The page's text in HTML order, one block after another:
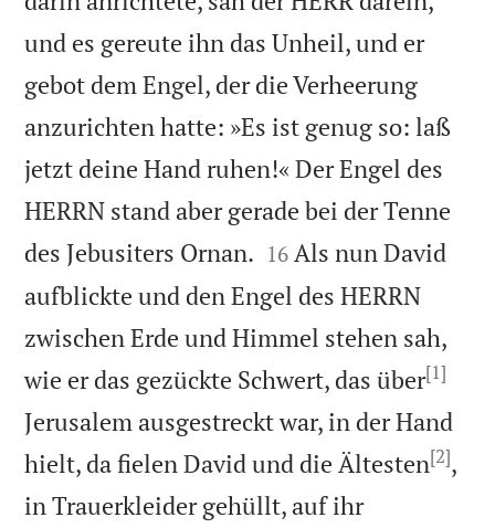
und es gereute ihn das Unheil, und er
gebot dem Engel, der die Verheerung
anzurichten hatte: »Es ist genug so: laß
jetzt deine Hand ruhen!« Der Engel des
HERRN stand aber gerade bei der Tenne
des Jebusiters Ornan. 

16 Als nun David
aufblickte und den Engel des HERRN
zwischen Erde und Himmel stehen sah,
wie er das gezückte Schwert, das über[1]
Jerusalem ausgestreckt war, in der Hand
hielt, da fielen David und die Ältesten[2],
in Trauerkleider gehüllt, auf ihr